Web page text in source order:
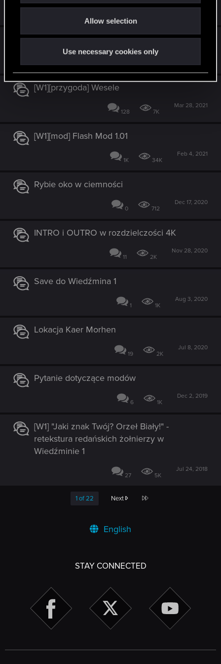
Allow selection
Use necessary cookies only
Oct 11, 2021
Full Combat Rebalance problem
[W1][przygoda] Wesele
128 7K
Mar 28, 2021
[W1][mod] Flash Mod 1.01
1K 34K
Feb 4, 2021
Rybie oko w ciemności
0 712
Dec 17, 2020
INTRO i OUTRO w rozdzielczości 4K
11 2K
Nov 28, 2020
Save do Wiedźmina 1
1 1K
Aug 3, 2020
Lokacja Kaer Morhen
19 2K
Jul 8, 2020
Pytanie dotyczące modów
6 1K
Dec 2, 2019
[W1] "Jaki znak Twój? Orzeł Biały!" -
retekstura redańskich żołnierzy w
Wiedźminie 1
27 5K
Jul 24, 2018
1 of 22 Next Last
English
STAY CONNECTED